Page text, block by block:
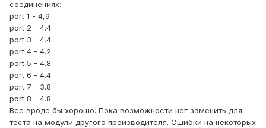
соединениях:
port 1 - 4,9
port 2 - 4.4
port 3 - 4.4
port 4 - 4.2
port 5 - 4.8
port 6 - 4.4
port 7 - 3.8
port 8 - 4.8
Все вроде бы хорошо. Пока возможности нет заменить для
теста на модули другого производителя. Ошибки на некоторых